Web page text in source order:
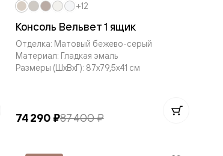
Консоль Вельвет 1 ящик
Отделка: Матовый бежево-серый
Материал: Гладкая эмаль
Размеры (ШxВxГ): 87x79,5x41 см
74 290 ₽87 400 ₽
+12